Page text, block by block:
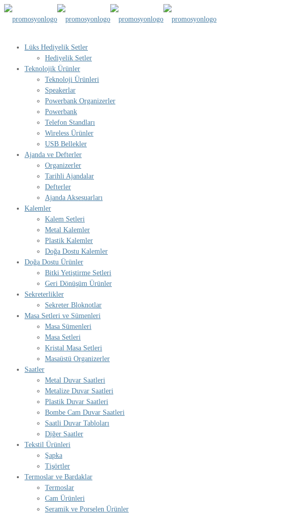
Lüks Hediyelik Setler
Hediyelik Setler
Teknolojik Ürünler
Teknoloji Ürünleri
Speakerlar
Powerbank Organizerler
Powerbank
Telefon Standları
Wireless Ürünler
USB Bellekler
Ajanda ve Defterler
Organizerler
Tarihli Ajandalar
Defterler
Ajanda Aksesuarları
Kalemler
Kalem Setleri
Metal Kalemler
Plastik Kalemler
Doğa Dostu Kalemler
Doğa Dostu Ürünler
Bitki Yetiştirme Setleri
Geri Dönüşüm Ürünler
Sekreterlikler
Sekreter Bloknotlar
Masa Setleri ve Sümenleri
Masa Sümenleri
Masa Setleri
Kristal Masa Setleri
Masaüstü Organizerler
Saatler
Metal Duvar Saatleri
Metalize Duvar Saatleri
Plastik Duvar Saatleri
Bombe Cam Duvar Saatleri
Saatli Duvar Tabloları
Diğer Saatler
Tekstil Ürünleri
Şapka
Tişörtler
Termoslar ve Bardaklar
Termoslar
Cam Ürünleri
Seramik ve Porselen Ürünler